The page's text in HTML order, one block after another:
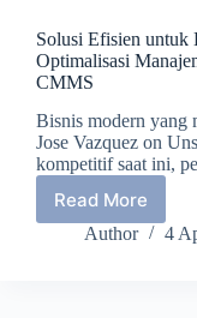
Solusi Efisien untuk
Optimalisasi
CMMS
Bisnis modern yang
Jose Vazquez on
kompetitif saat ini,
Read More
Solusi
Efisien
Author 4